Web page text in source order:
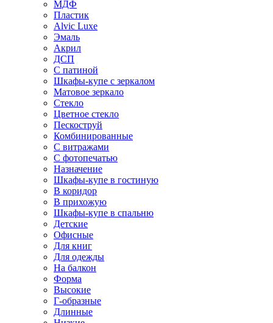
МДФ
Пластик
Alvic Luxe
Эмаль
Акрил
ДСП
С патиной
Шкафы-купе с зеркалом
Матовое зеркало
Стекло
Цветное стекло
Пескоструй
Комбинированные
С витражами
С фотопечатью
Назначение
Шкафы-купе в гостиную
В коридор
В прихожую
Шкафы-купе в спальню
Детские
Офисные
Для книг
Для одежды
На балкон
Форма
Высокие
Г-образные
Длинные